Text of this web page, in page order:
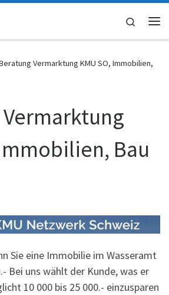
Search
Vermarktung KMU SO, Immobilien,
Bau
Sie eine Immobilie im Wasseramt
Bei uns wählt der Kunde, was er
10 000 bis 25 000.- einzusparen